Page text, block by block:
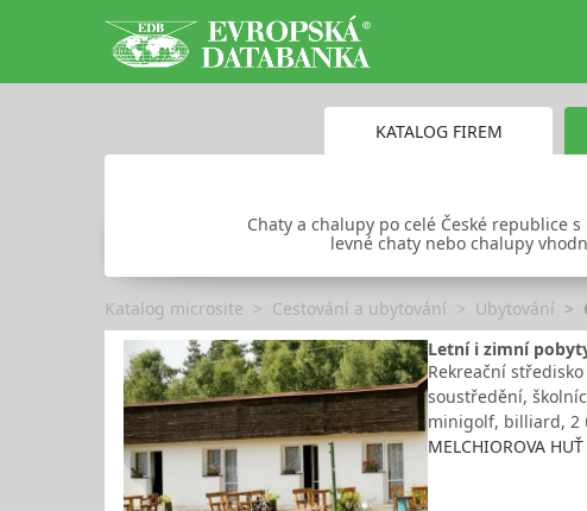
KATALOG FIREM
Chaty a chalupy po celé České republice
levné chaty nebo chalupy
Katalog microsite Cestování a ubytování Ubytování
Letní i zimní
Rekreační
soustředění,
minigolf, billiard, 2
MELCHIOROVA